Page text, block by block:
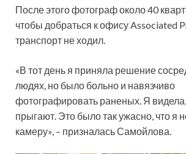
После этого фотограф около 40
чтобы добраться к офису Associated
транспорт не ходил.
«В тот день я приняла решение
людях, но было больно и навязчиво
фотографировать раненых. Я
прыгают. Это было так ужасно, что я
камеру», – призналась Самойлова.